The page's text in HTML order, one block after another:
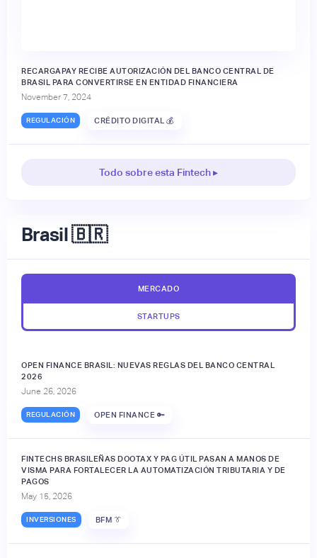
RECARGAPAY RECIBE AUTORIZACIÓN DEL BANCO CENTRAL DE
BRASIL PARA CONVERTIRSE EN ENTIDAD FINANCIERA
November 7, 2024
REGULACIÓN CRÉDITO DIGITAL 💰
Todo sobre esta Fintech ▸
Brasil 🇧🇷
MERCADO
STARTUPS
OPEN FINANCE BRASIL: NUEVAS REGLAS DEL BANCO CENTRAL
2026
June 26, 2026
REGULACIÓN OPEN FINANCE 🔑
FINTECHS BRASILEÑAS DOOTAX Y PAG ÚTIL PASAN A MANOS DE
VISMA PARA FORTALECER LA AUTOMATIZACIÓN TRIBUTARIA Y DE
PAGOS
May 15, 2026
INVERSIONES BFM 👔